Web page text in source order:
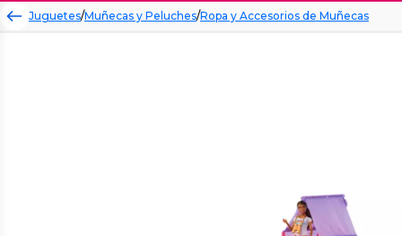
Juguetes/Muñecas y Peluches/Ropa y Accesorios de Muñecas